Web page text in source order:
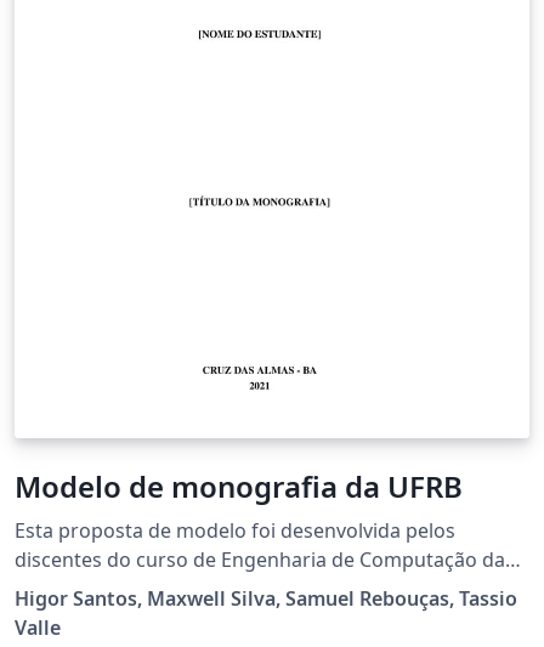
Modelo de monografia da UFRB
Esta proposta de modelo foi desenvolvida pelos
discentes do curso de Engenharia de Computação da
UFRB: Samuel Rebouças, Higor Santos e Maxwell Silva
(com supervisão do docente Tassio Valle) como
Higor Santos, Maxwell Silva, Samuel Rebouças, Tassio
Valle